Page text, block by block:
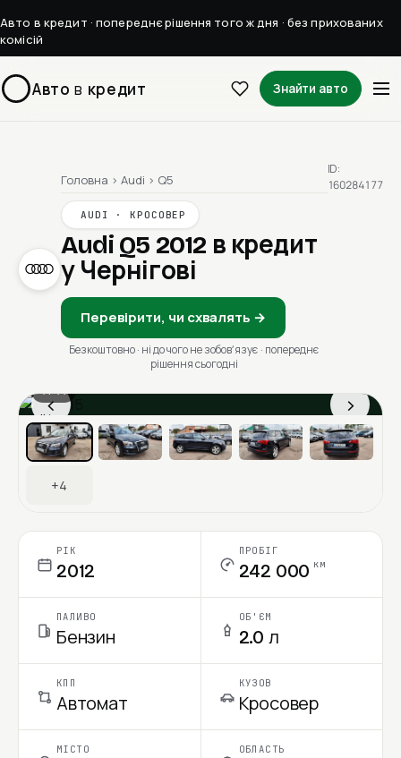
Авто в кредит · попереднє рішення того ж дня · без прихованих
комісій
Авто в кредит Знайти авто
Головна › Audi › Q5
AUDI · КРОСОВЕР
Audi Q5 2012 в кредит
у Чернігові
Перевірити, чи схвалять →
Безкоштовно · ні до чого не зобовʼязує · попереднє
рішення сьогодні
ID:
160284177
‹ ›
1 / 11
Ціна в місяць
+4
РІК
2012
ПРОБІГ
242 000 км
ПАЛИВО
Бензин
ОБ'ЄМ
2.0 л
КПП
Автомат
КУЗОВ
Кросовер
МІСТО ОБЛАСТЬ